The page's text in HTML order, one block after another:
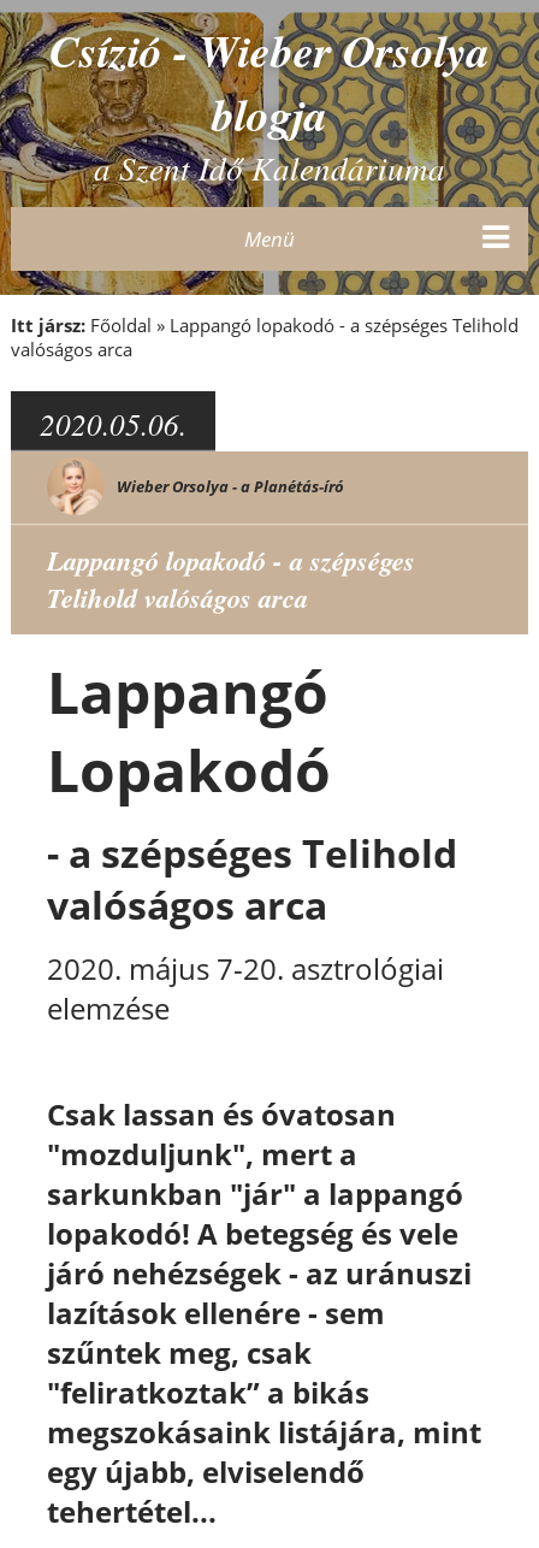
Csízió - Wieber Orsolya
blogja
a Szent Idő Kalendáriuma
Menü
Itt jársz: Főoldal » Lappangó lopakodó - a szépséges Telihold
valóságos arca
2020.05.06.
Wieber Orsolya - a Planétás-író
Lappangó lopakodó - a szépséges
Telihold valóságos arca
Lappangó
Lopakodó
- a szépséges Telihold
valóságos arca
2020. május 7-20. asztrológiai
elemzése
Csak lassan és óvatosan
"mozduljunk", mert a
sarkunkban "jár" a lappangó
lopakodó! A betegség és vele
járó nehézségek - az uránuszi
lazítások ellenére - sem
szűntek meg, csak
"feliratkoztak” a bikás
megszokásaink listájára, mint
egy újabb, elviselendő
tehertétel...